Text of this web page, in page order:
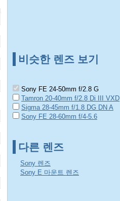
비슷한 렌즈 보기
Sony FE 24-50mm f/2.8 G
Tamron 20-40mm f/2.8 Di III VXD
Sigma 28-45mm f/1.8 DG DN A
Sony FE 28-60mm f/4-5.6
다른 렌즈
Sony 렌즈
Sony E 마운트 렌즈